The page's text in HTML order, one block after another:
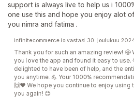
support is always live to help us i
one use this and hope you enjoy alot
you nimra and fatima .
infinitecommerce.io vastasi 30. joulukuu
Thank you for such an amazing review! 🤩
you love the app and found it easy to use.
delighted to have been of help, and the
you anytime. 💪 Your 1000%
🙌❤️ We hope you continue to enjoy using
you again! 😊